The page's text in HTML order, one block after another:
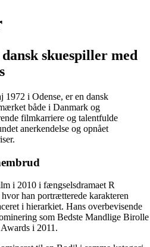
skuespiller med
i Odense, er en dansk
både i Danmark og
filmkarriere og talentfulde
anerkendelse og opnået
i 2010 i fængselsdramaet R
han portrætterede karakteren
i hierarkiet. Hans overbevisende
som Bedste Mandlige Birolle
i 2011.